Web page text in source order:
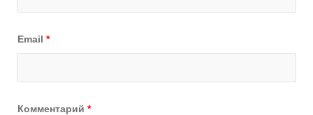
Email *
Комментарий *